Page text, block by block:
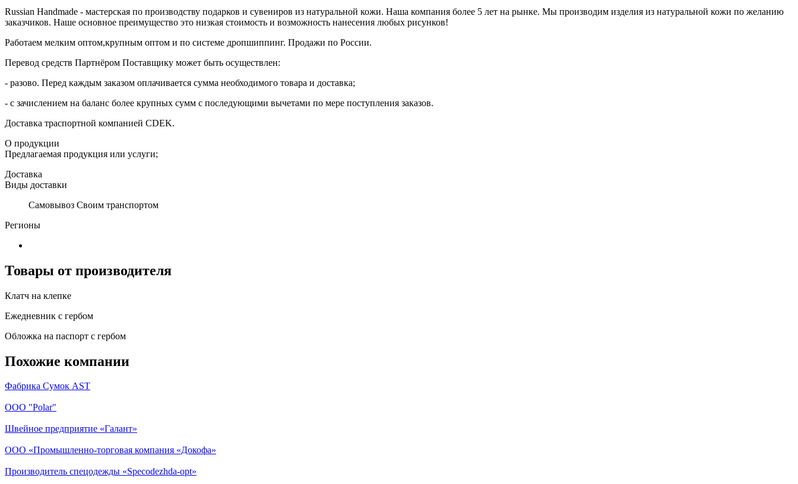
Russian Handmade - мастерская по производству подарков и сувениров из натуральной кожи. Наша компания более 5 лет на рынке. Мы производим изделия из натуральной кожи по желанию
заказчиков. Наше основное преимущество это низкая стоимость и возможность нанесения любых рисунков!
Работаем мелким оптом,крупным оптом и по системе дропшиппинг. Продажи по России.
Перевод средств Партнёром Поставщику может быть осуществлен:
- разово. Перед каждым заказом оплачивается сумма необходимого товара и доставка;
- с зачислением на баланс более крупных сумм с последующими вычетами по мере поступления заказов.
Доставка траспортной компанией CDEK.
О продукции
Предлагаемая продукция или услуги;
Доставка
Виды доставки
Самовывоз Своим транспортом
Регионы
Товары от производителя
Клатч на клепке
Ежедневник с гербом
Обложка на паспорт с гербом
Похожие компании
Фабрика Сумок AST
ООО "Polar"
Швейное предприятие «Галант»
ООО «Промышленно-торговая компания «Докофа»
Производитель спецодежды «Specodezhda-opt»